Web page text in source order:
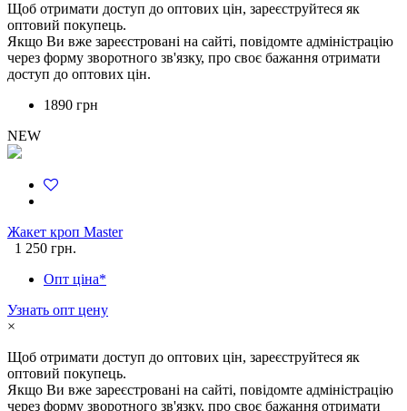
Щоб отримати доступ до оптових цін, зареєструйтеся як
оптовий покупець.
Якщо Ви вже зареєстровані на сайті, повідомте адміністрацію
через форму зворотного зв'язку, про своє бажання отримати
доступ до оптових цін.
1890 грн
NEW
Жакет кроп Master
1 250 грн.
Опт ціна*
Узнать опт цену
×
Щоб отримати доступ до оптових цін, зареєструйтеся як
оптовий покупець.
Якщо Ви вже зареєстровані на сайті, повідомте адміністрацію
через форму зворотного зв'язку, про своє бажання отримати